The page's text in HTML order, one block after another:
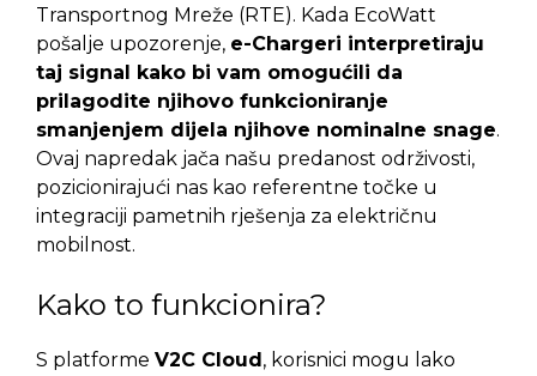
Transportnog Mreže (RTE). Kada EcoWatt
pošalje upozorenje, e-Chargeri interpretiraju
taj signal kako bi vam omogućili da
prilagodite njihovo funkcioniranje
smanjenjem dijela njihove nominalne snage.
Ovaj napredak jača našu predanost održivosti,
pozicionirajući nas kao referentne točke u
integraciji pametnih rješenja za električnu
mobilnost.
Kako to funkcionira?
S platforme V2C Cloud, korisnici mogu lako